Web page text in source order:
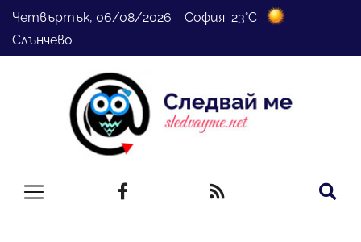
Четвъртък, 06/08/2026 София 23°C
Слънчево